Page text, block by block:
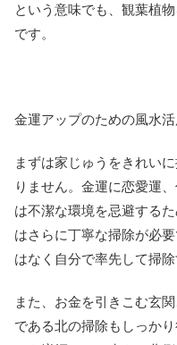
という意味でも、観葉植
です。
金運アップのための風水
まずは家じゅうをきれい
りません。金運に恋愛運
は不潔な環境を忌避する
はさらに丁寧な掃除が必
はなく自分で率先して掃除
また、お金を引きこむ玄
である北の掃除もしっか